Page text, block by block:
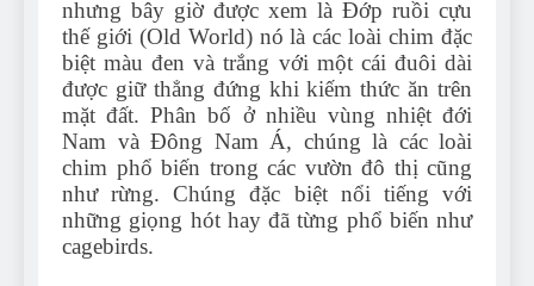
nhưng bây giờ được xem là Đớp ruồi cựu
thế giới (Old World) nó là các loài chim đặc
biệt màu đen và trắng với một cái đuôi dài
được giữ thẳng đứng khi kiếm thức ăn trên
mặt đất. Phân bố ở nhiều vùng nhiệt đới
Nam và Đông Nam Á, chúng là các loài
chim phổ biến trong các vườn đô thị cũng
như rừng. Chúng đặc biệt nổi tiếng với
những giọng hót hay đã từng phổ biến như
cagebirds.